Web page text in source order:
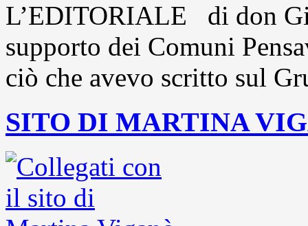
L’EDITORIALE di don
supporto dei Comuni
ciò che avevo scritto sul
SITO DI MARTINA